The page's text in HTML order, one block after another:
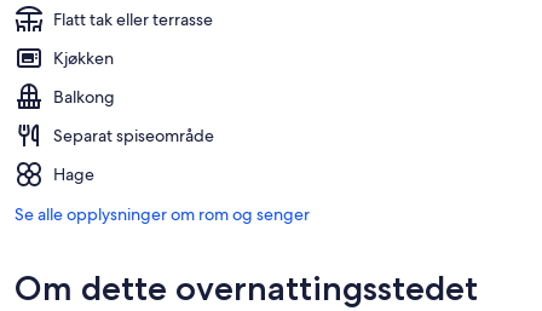
Flatt tak eller terrasse
Kjøkken
Balkong
Separat spiseområde
Hage
Se alle opplysninger om rom og senger
Om dette overnattingsstedet